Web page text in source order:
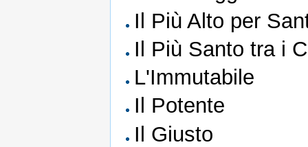
Il Più Alto per
Il Più Santo tra i
L'Immutabile
Il Potente
Il Giusto